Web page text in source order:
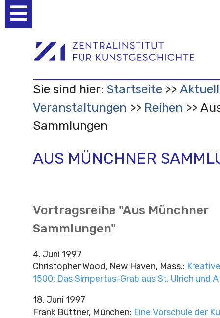
Werkzeuge
Sie sind hier: Startseite
Veranstaltungen
Reihen
Sammlungen
AUS MÜNCHNER
Vortragsreihe "Aus Münchner
Sammlungen"
4. Juni 1997
Christopher Wood, New Haven, Mass.:
1500: Das Simpertus-Grab aus St. Ulrich und
18. Juni 1997
Frank Büttner, München: Eine Vorschule der